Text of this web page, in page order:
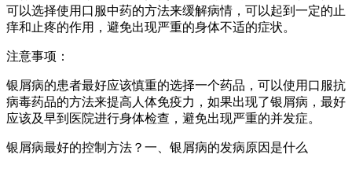
可以选择使用口服中药的方法来缓解病情，可以起到一定的止
痒和止疼的作用，避免出现严重的身体不适的症状。
注意事项：
银屑病的患者最好应该慎重的选择一个药品，可以使用口服抗
病毒药品的方法来提高人体免疫力，如果出现了银屑病，最好
应该及早到医院进行身体检查，避免出现严重的并发症。
银屑病最好的控制方法？一、银屑病的发病原因是什么